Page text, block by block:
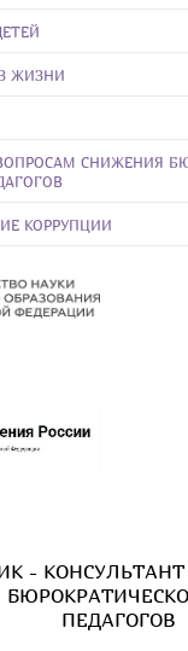
ЖИЗНИ
СНИЖЕНИЯ
КОРРУПЦИИ
-
ПЕДАГОГОВ